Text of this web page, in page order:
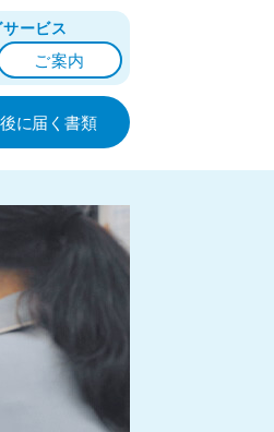
ービス
ご案内
に届く書類